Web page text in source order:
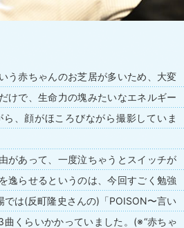
う赤ちゃんのお芝居が多いため、大変
けで、生命力の塊みたいなエネルギー
、顔がほころびながら撮影していま
があって、一度泣ちゃうとスイッチが
逸らせるというのは、今回すごく勉強
は(反町隆史さんの)「POISON〜言い
くらいかかっていました。(※“赤ちゃ